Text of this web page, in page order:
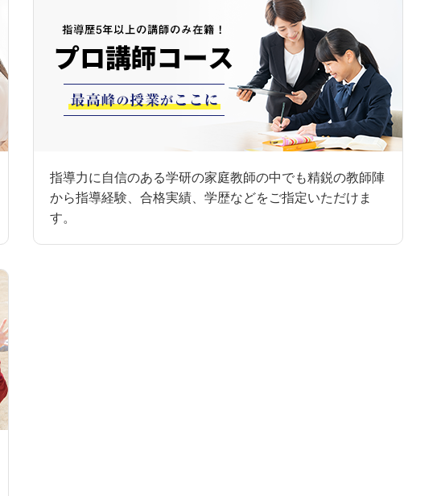
指導力に自信のある学研の家庭教師の中でも精鋭の教師陣
から指導経験、合格実績、学歴などをご指定いただけま
す。